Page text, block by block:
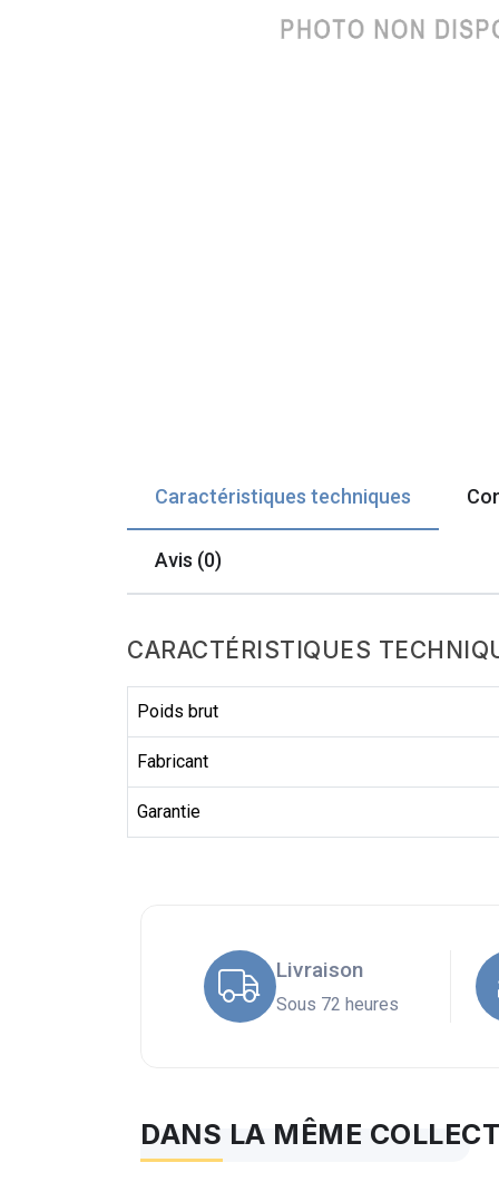
Caractéristiques techniques
Avis (0)
CARACTÉRISTIQUES
Poids brut
Fabricant
Garantie
Livraison
Sous 72 heures
DANS LA MÊME